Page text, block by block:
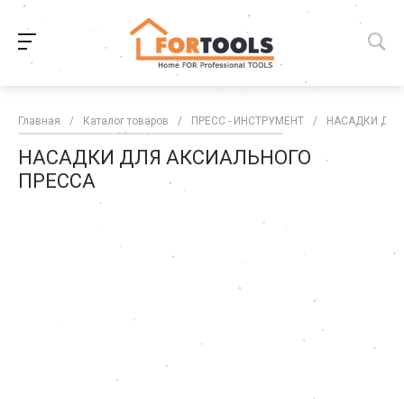
Главная / Каталог товаров / ПРЕСС - ИНСТРУМЕНТ / НАСАДКИ
НАСАДКИ ДЛЯ АКСИАЛЬНОГО
ПРЕССА